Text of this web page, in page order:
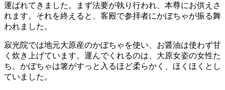
運ばれてきました。まず法要が執り行われ、本尊にお供えさ
れます。それを終えると、客殿で参拝者にかぼちゃが振る舞
われました。
寂光院では地元大原産のかぼちゃを使い、お醤油は使わず甘
く炊き上げています。運んでくれるのは、大原女姿の女性た
ち。かぼちゃは箸がすっと入るほど柔らかく、ほくほくとし
ていました。